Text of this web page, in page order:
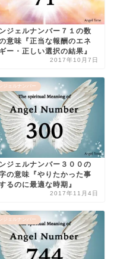
ジェルナンバー７１の数
意味『正当な報酬のエネ
ー・正しい選択の結果』
2017年10月7日
ジェルナンバー
ジェルナンバー３００の
の意味『やりたかった事
るのに最適な時期』
2017年11月4日
ジェルナンバー